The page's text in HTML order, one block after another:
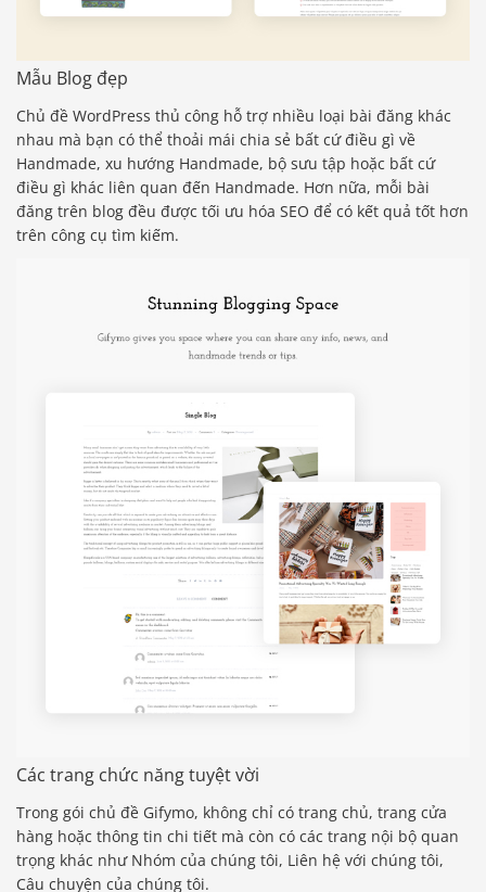
Mẫu Blog đẹp
Chủ đề WordPress thủ công hỗ trợ nhiều loại bài đăng khác
nhau mà bạn có thể thoải mái chia sẻ bất cứ điều gì về
Handmade, xu hướng Handmade, bộ sưu tập hoặc bất cứ
điều gì khác liên quan đến Handmade. Hơn nữa, mỗi bài
đăng trên blog đều được tối ưu hóa SEO để có kết quả tốt hơn
trên công cụ tìm kiếm.
Các trang chức năng tuyệt vời
Trong gói chủ đề Gifymo, không chỉ có trang chủ, trang cửa
hàng hoặc thông tin chi tiết mà còn có các trang nội bộ quan
trọng khác như Nhóm của chúng tôi, Liên hệ với chúng tôi,
Câu chuyện của chúng tôi.